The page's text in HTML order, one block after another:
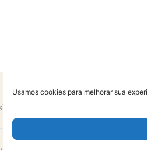
Usamos cookies para melhorar sua
Termos de Uso